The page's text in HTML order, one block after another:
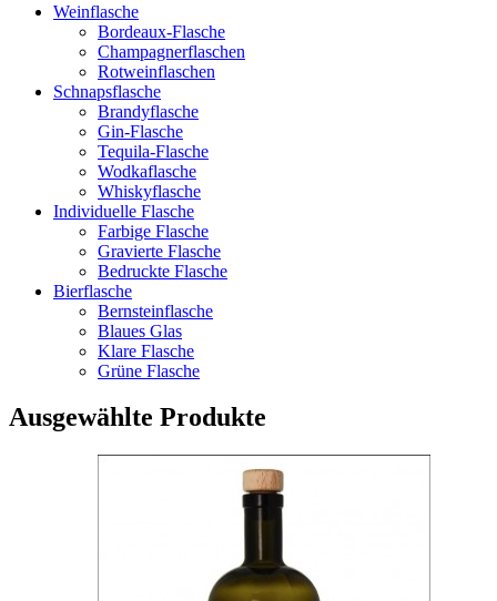
Weinflasche
Bordeaux-Flasche
Champagnerflaschen
Rotweinflaschen
Schnapsflasche
Brandyflasche
Gin-Flasche
Tequila-Flasche
Wodkaflasche
Whiskyflasche
Individuelle Flasche
Farbige Flasche
Gravierte Flasche
Bedruckte Flasche
Bierflasche
Bernsteinflasche
Blaues Glas
Klare Flasche
Grüne Flasche
Ausgewählte Produkte